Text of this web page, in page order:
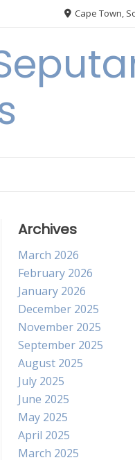
Cape Town,
Archives
March 2026
February 2026
January 2026
December 2025
November 2025
September 2025
August 2025
July 2025
June 2025
May 2025
April 2025
March 2025